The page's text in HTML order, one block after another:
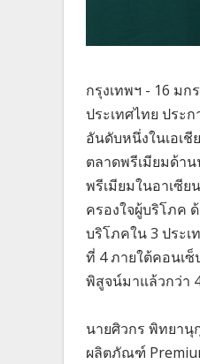
กรุงเทพฯ - 16 ม
ประเทศไทย ประ
อันดับหนึ่งในเอเ
ตลาดพรีเมียมด้า
พรีเมียมในอาเซีย
ครองใจผู้บริโภค
บริโภคใน 3 ประเ
ที่ 4 ภายใต้คอนเซ็
พิสูจน์มาแล้วกว่า
นายศิวกร พิทยานุ
ผลิตภัณฑ์